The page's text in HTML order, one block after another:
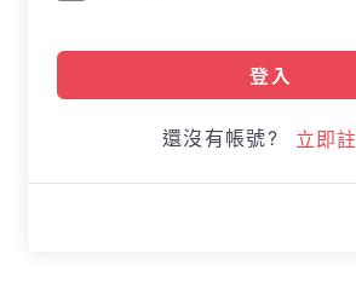
登入
還沒有帳號? 立即